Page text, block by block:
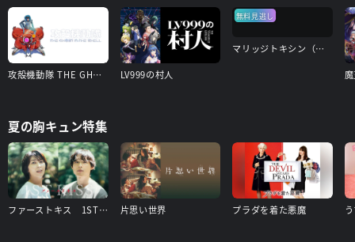
攻殻機動隊 THE GHOST IN THE SHELL LV999の村人
無料見逃し
マリッジトキシン（見逃し配信）
夏の胸キュン特集
ファーストキス 1ST KISS 片思い世界 プラダを着た悪魔